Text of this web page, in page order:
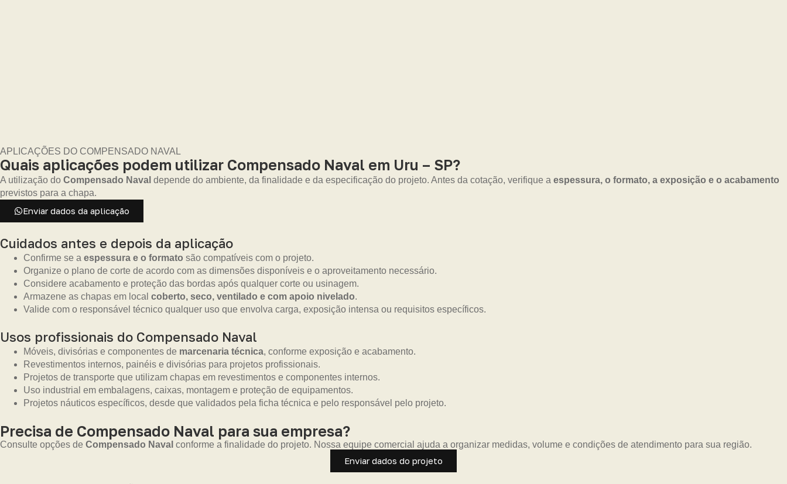
APLICAÇÕES DO COMPENSADO NAVAL
Quais aplicações podem utilizar Compensado Naval em Uru – SP?
A utilização do Compensado Naval depende do ambiente, da finalidade e da especificação do projeto. Antes da cotação, verifique a espessura, o formato, a exposição e o acabamento
previstos para a chapa.
Enviar dados da aplicação
Cuidados antes e depois da aplicação
Confirme se a espessura e o formato são compatíveis com o projeto.
Organize o plano de corte de acordo com as dimensões disponíveis e o aproveitamento necessário.
Considere acabamento e proteção das bordas após qualquer corte ou usinagem.
Armazene as chapas em local coberto, seco, ventilado e com apoio nivelado.
Valide com o responsável técnico qualquer uso que envolva carga, exposição intensa ou requisitos específicos.
Usos profissionais do Compensado Naval
Móveis, divisórias e componentes de marcenaria técnica, conforme exposição e acabamento.
Revestimentos internos, painéis e divisórias para projetos profissionais.
Projetos de transporte que utilizam chapas em revestimentos e componentes internos.
Uso industrial em embalagens, caixas, montagem e proteção de equipamentos.
Projetos náuticos específicos, desde que validados pela ficha técnica e pelo responsável pelo projeto.
Precisa de Compensado Naval para sua empresa?
Consulte opções de Compensado Naval conforme a finalidade do projeto. Nossa equipe comercial ajuda a organizar medidas, volume e condições de atendimento para sua região.
Enviar dados do projeto